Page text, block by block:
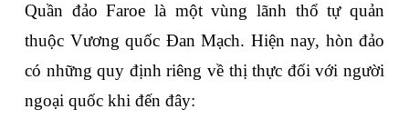
Quần đảo Faroe là một vùng lãnh thổ tự quản
thuộc Vương quốc Đan Mạch. Hiện nay, hòn đảo
có những quy định riêng về thị thực đối với người
ngoại quốc khi đến đây: